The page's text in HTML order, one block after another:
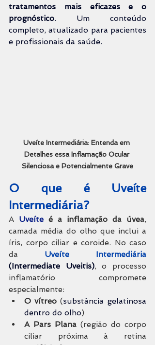
prognóstico. Um conteúdo
completo, atualizado para pacientes
e profissionais da saúde.
Uveíte Intermediária: Entenda em
Detalhes essa Inflamação Ocular
Silenciosa e Potencialmente Grave
O que é Uveíte
Intermediária?
A Uveíte é a inflamação da úvea,
camada média do olho que inclui a
íris, corpo ciliar e coroide. No caso
da
(Intermediate Uveitis), o processo
inflamatório compromete
especialmente:
O vítreo (substância gelatinosa
dentro do olho)
A Pars Plana (região do corpo
ciliar próxima à retina